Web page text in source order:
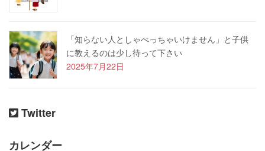
「知らない人としゃべっちゃいけません」と子供
に教えるのは少し待って下さい
2025年7月22日
Twitter
カレンダー